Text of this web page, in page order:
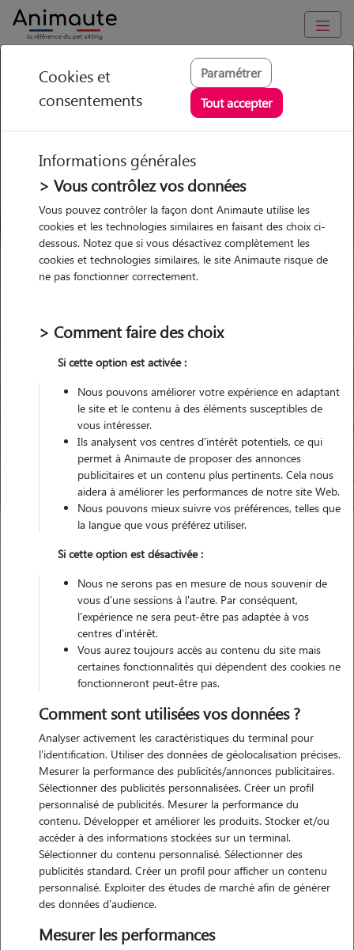
GARDE ANIMAUX à Bompas : Garde chien et chat en famille
ou à domicile, visites et promenades
Trouvez une garde animaux à
Bompas
Parmi nos 6 pet-sitters à Bompas
Garde
chez le Pet Sitter
Garde
chez le Pet Sitter
Pour quel animal ?
Trouver mon Pet Sitter
Bompas
Nos promeneurs et familles d'accueil
à Bompas (66430)
Cookies et
consentements
Paramétrer
Tout accepter
Informations générales
> Vous contrôlez vos données
Vous pouvez contrôler la façon dont Animaute utilise les
cookies et les technologies similaires en faisant des choix ci-
dessous. Notez que si vous désactivez complètement les
cookies et technologies similaires, le site Animaute risque de
ne pas fonctionner correctement.
> Comment faire des choix
Si cette option est activée :
Nous pouvons améliorer votre expérience en adaptant
le site et le contenu à des éléments susceptibles de
vous intéresser.
Ils analysent vos centres d'intérêt potentiels, ce qui
permet à Animaute de proposer des annonces
publicitaires et un contenu plus pertinents. Cela nous
aidera à améliorer les performances de notre site Web.
Nous pouvons mieux suivre vos préférences, telles que
la langue que vous préférez utiliser.
Si cette option est désactivée :
Nous ne serons pas en mesure de nous souvenir de
vous d'une sessions à l'autre. Par conséquent,
l'expérience ne sera peut-être pas adaptée à vos
centres d'intérêt.
Vous aurez toujours accès au contenu du site mais
certaines fonctionnalités qui dépendent des cookies ne
fonctionneront peut-être pas.
Comment sont utilisées vos données ?
Analyser activement les caractéristiques du terminal pour
l'identification. Utiliser des données de géolocalisation précises.
Mesurer la performance des publicités/annonces publicitaires.
Sélectionner des publicités personnalisées. Créer un profil
personnalisé de publicités. Mesurer la performance du
contenu. Développer et améliorer les produits. Stocker et/ou
accéder à des informations stockées sur un terminal.
Sélectionner du contenu personnalisé. Sélectionner des
publicités standard. Créer un profil pour afficher un contenu
personnalisé. Exploiter des études de marché afin de générer
des données d'audience.
Mesurer les performances